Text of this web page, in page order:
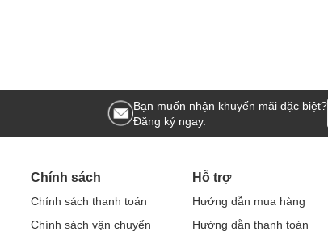
Bạn muốn nhận khuyến mãi đặc biệt?
Đăng ký ngay.
Chính sách
Chính sách thanh toán
Chính sách vận chuyển
Hỗ trợ
Hướng dẫn mua hàng
Hướng dẫn thanh toán